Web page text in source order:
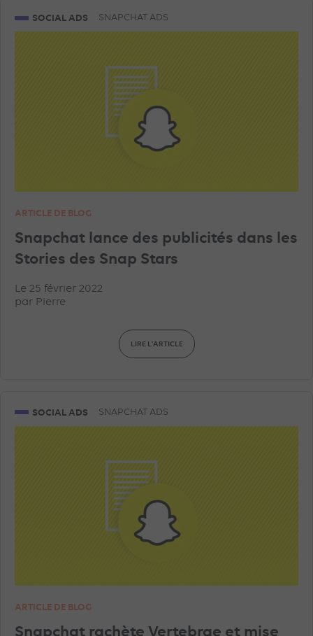
SOCIAL ADS SNAPCHAT ADS
ARTICLE DE BLOG
Snapchat lance des publicités dans les
Stories des Snap Stars
Le 25 février 2022
par Pierre
LIRE L'ARTICLE
SOCIAL ADS SNAPCHAT ADS
ARTICLE DE BLOG
Snapchat rachète Vertebrae et mise